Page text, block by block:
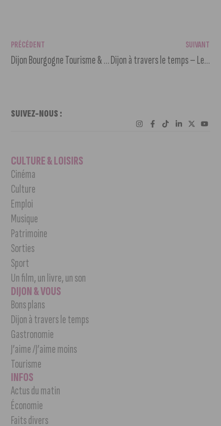
PRÉCÉDENT
Dijon Bourgogne Tourisme & Congrès a lancé la saison touristique 2024
SUIVANT
Dijon à travers le temps – Le centre Dauphine
SUIVEZ-NOUS :
CULTURE & LOISIRS
Cinéma
Culture
Emploi
Musique
Patrimoine
Sorties
Sport
Un film, un livre, un son
DIJON & VOUS
Bons plans
Dijon à travers le temps
Gastronomie
J’aime /J’aime moins
Tourisme
INFOS
Actus du matin
Économie
Faits divers